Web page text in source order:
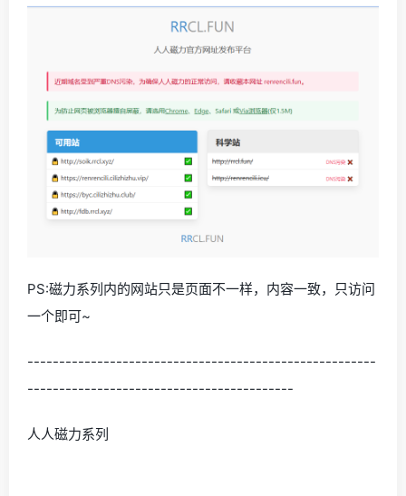
PS:磁力系列内的网站只是页面不一样，内容一致，只访问
一个即可~
-------------------------------------------------------
------------------------------------------
人人磁力系列